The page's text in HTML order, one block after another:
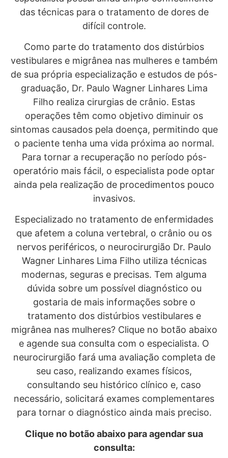
das técnicas para o tratamento de dores de
difícil controle.
Como parte do tratamento dos distúrbios
vestibulares e migrânea nas mulheres e também
de sua própria especialização e estudos de pós-
graduação, Dr. Paulo Wagner Linhares Lima
Filho realiza cirurgias de crânio. Estas
operações têm como objetivo diminuir os
sintomas causados pela doença, permitindo que
o paciente tenha uma vida próxima ao normal.
Para tornar a recuperação no período pós-
operatório mais fácil, o especialista pode optar
ainda pela realização de procedimentos pouco
invasivos.
Especializado no tratamento de enfermidades
que afetem a coluna vertebral, o crânio ou os
nervos periféricos, o neurocirurgião Dr. Paulo
Wagner Linhares Lima Filho utiliza técnicas
modernas, seguras e precisas. Tem alguma
dúvida sobre um possível diagnóstico ou
gostaria de mais informações sobre o
tratamento dos distúrbios vestibulares e
migrânea nas mulheres? Clique no botão abaixo
e agende sua consulta com o especialista. O
neurocirurgião fará uma avaliação completa de
seu caso, realizando exames físicos,
consultando seu histórico clínico e, caso
necessário, solicitará exames complementares
para tornar o diagnóstico ainda mais preciso.
Clique no botão abaixo para agendar sua
consulta: